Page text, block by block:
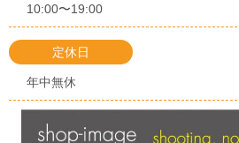
10:00〜19:00
定休日
年中無休